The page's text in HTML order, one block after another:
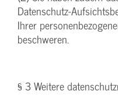
Datenschutz-
Ihrer
beschweren.
§ 3 Weitere